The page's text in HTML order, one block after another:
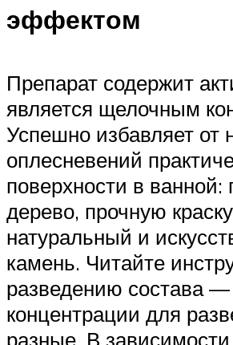
эффектом
Препарат содержит
является щелочным
Успешно избавляет от
оплесневений
поверхности в ванной:
дерево, прочную
натуральный и
камень. Читайте
разведению состава —
концентрации для
разные. В зависимости